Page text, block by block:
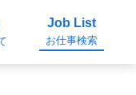
Job List
お仕事検索